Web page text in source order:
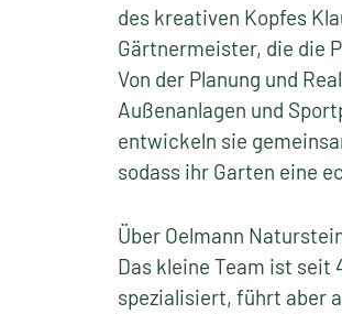
des kreativen Kopfes
Gärtnermeister, die die
Von der Planung und
Außenanlagen und
entwickeln sie
sodass ihr Garten eine
Über Oelmann
Das kleine Team ist
spezialisiert, führt aber